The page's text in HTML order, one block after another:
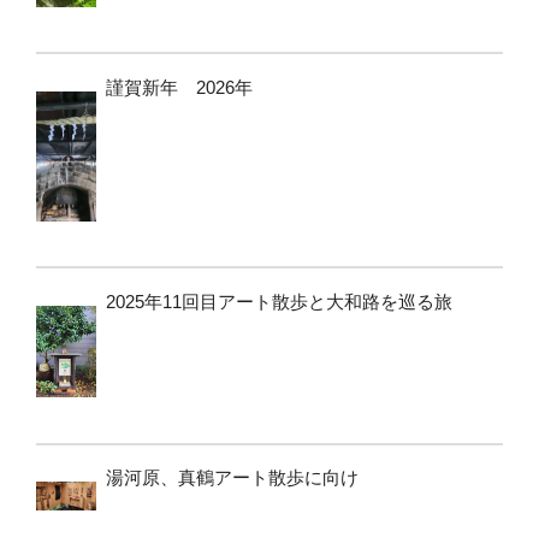
謹賀新年 2026年
2025年11回目アート散歩と大和路を巡る旅
湯河原、真鶴アート散歩に向け